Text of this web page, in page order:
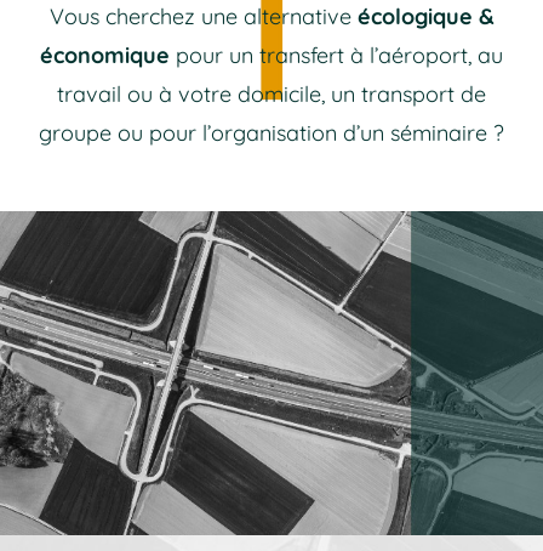
Vous cherchez une alternative écologique &
économique pour un transfert à l’aéroport, au
travail ou à votre domicile, un transport de
groupe ou pour l’organisation d’un séminaire ?